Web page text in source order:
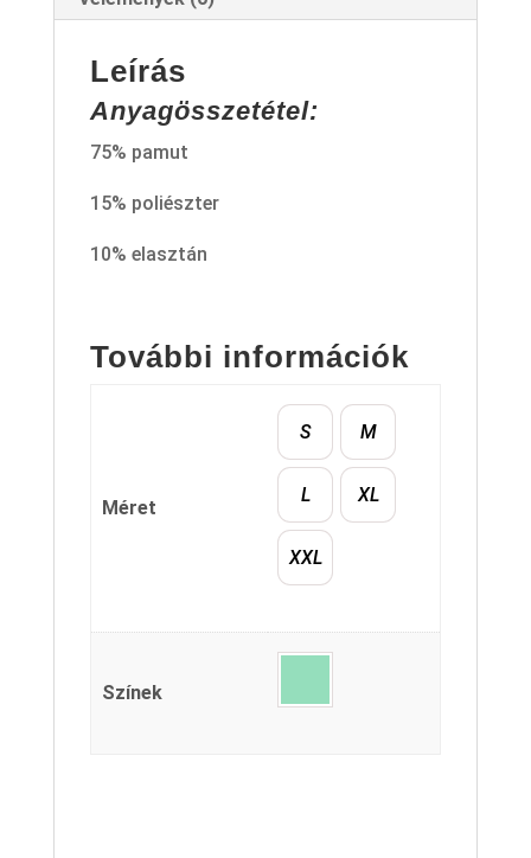
Leírás
Anyagösszetétel:
75% pamut
15% poliészter
10% elasztán
További információk
Méret
S M
L XL
XXL
Színek